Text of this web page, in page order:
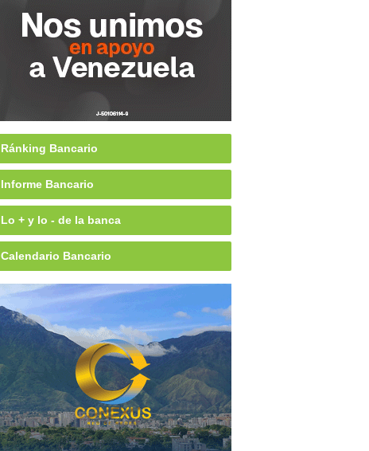
Ránking Bancario
Informe Bancario
Lo + y lo - de la banca
Calendario Bancario